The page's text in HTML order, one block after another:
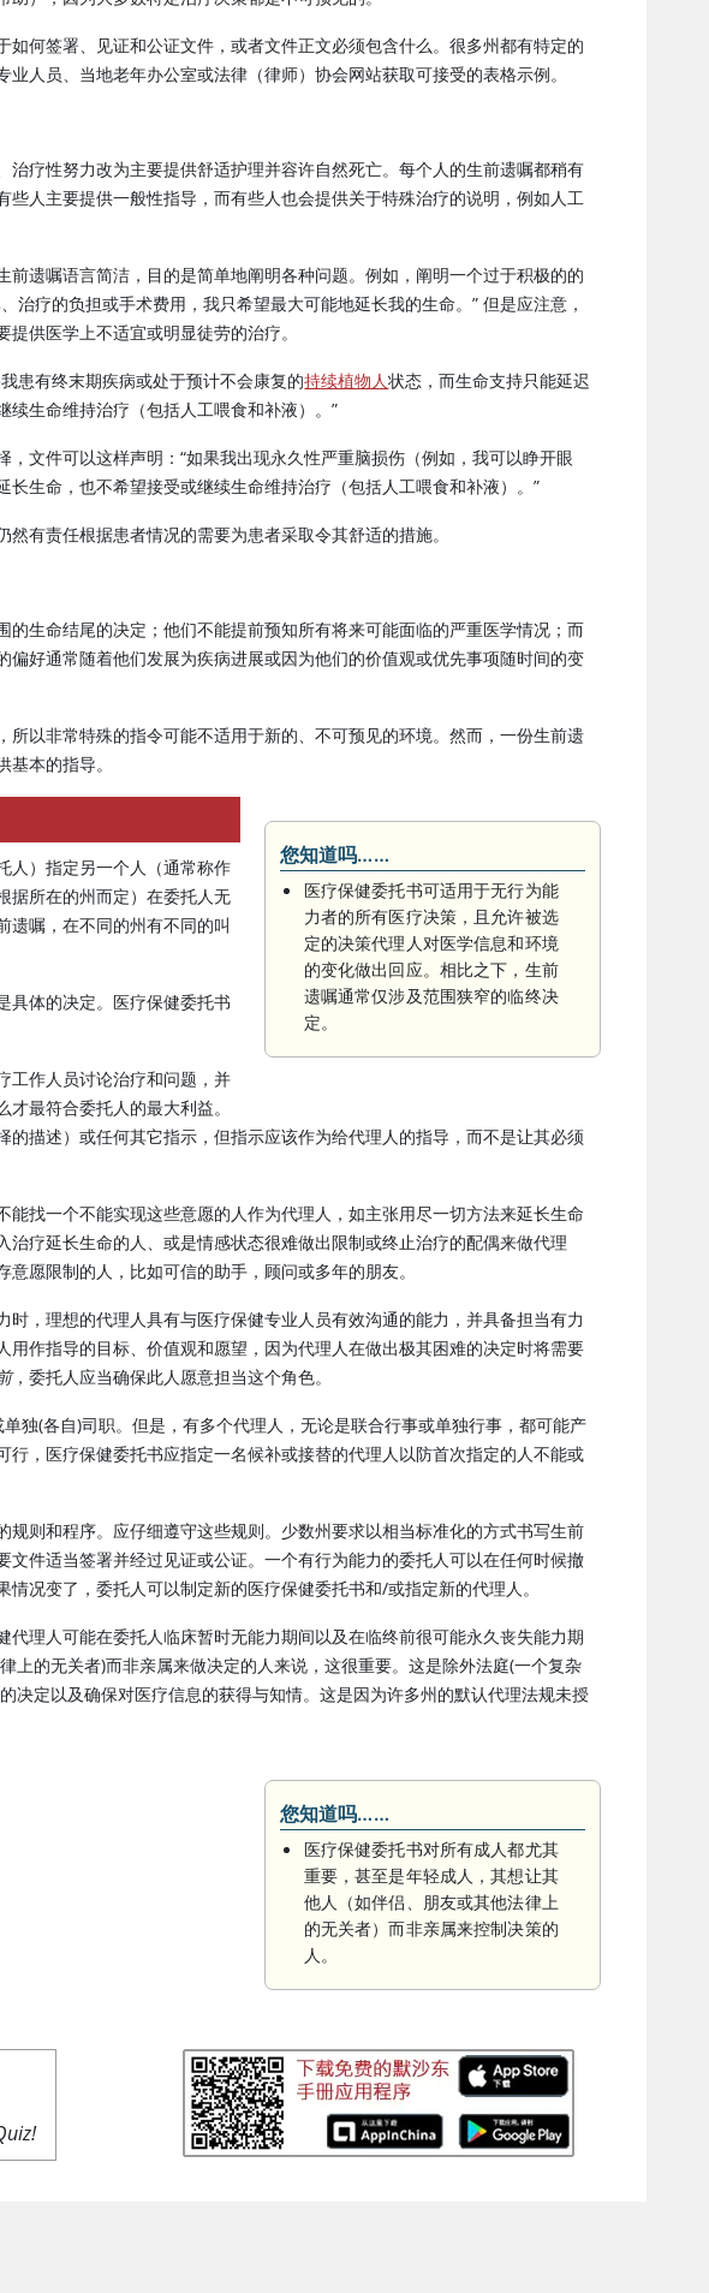
何签署、见证和公证文件，或者文件正文必须包含什么。很多州都有特定的
人员、当地老年办公室或法律（律师）协会网站获取可接受的表格示例。
疗性努力改为主要提供舒适护理并容许自然死亡。每个人的生前遗嘱都稍有
人主要提供一般性指导，而有些人也会提供关于特殊治疗的说明，例如人工
遗嘱语言简洁，目的是简单地阐明各种问题。例如，阐明一个过于积极的的
治疗的负担或手术费用，我只希望最大可能地延长我的生命。” 但是应注意，
供医学上不适宜或明显徒劳的治疗。
患有终末期疾病或处于预计不会康复的持续植物人状态，而生命支持只能延迟
生命维持治疗（包括人工喂食和补液）。”
文件可以这样声明：“如果我出现永久性严重脑损伤（例如，我可以睁开眼
生命，也不希望接受或继续生命维持治疗（包括人工喂食和补液）。”
有责任根据患者情况的需要为患者采取令其舒适的措施。
生命结尾的决定；他们不能提前预知所有将来可能面临的严重医学情况；而
好通常随着他们发展为疾病进展或因为他们的价值观或优先事项随时间的变
以非常特殊的指令可能不适用于新的、不可预见的环境。然而，一份生前遗
本的指导。
您知道吗……
医疗保健委托书可适用于无行为能
力者的所有医疗决策，且允许被选
定的决策代理人对医学信息和环境
的变化做出回应。相比之下，生前
遗嘱通常仅涉及范围狭窄的临终决
定。
人）指定另一个人（通常称作
据所在的州而定）在委托人无
遗嘱，在不同的州有不同的叫
具体的决定。医疗保健委托书
工作人员讨论治疗和问题，并
最符合委托人的最大利益。
的描述）或任何其它指示，但指示应该作为给代理人的指导，而不是让其必须
找一个不能实现这些意愿的人作为代理人，如主张用尽一切方法来延长生命
疗延长生命的人、或是情感状态很难做出限制或终止治疗的配偶来做代理
愿限制的人，比如可信的助手，顾问或多年的朋友。
，理想的代理人具有与医疗保健专业人员有效沟通的能力，并具备担当有力
作指导的目标、价值观和愿望，因为代理人在做出极其困难的决定时将需要
，委托人应当确保此人愿意担当这个角色。
独(各自)司职。但是，有多个代理人，无论是联合行事或单独行事，都可能产
，医疗保健委托书应指定一名候补或接替的代理人以防首次指定的人不能或
则和程序。应仔细遵守这些规则。少数州要求以相当标准化的方式书写生前
件适当签署并经过见证或公证。一个有行为能力的委托人可以在任何时候撤
况变了，委托人可以制定新的医疗保健委托书和/或指定新的代理人。
理人可能在委托人临床暂时无能力期间以及在临终前很可能永久丧失能力期
上的无关者)而非亲属来做决定的人来说，这很重要。这是除外法庭(一个复杂
决定以及确保对医疗信息的获得与知情。这是因为许多州的默认代理法规未授
您知道吗……
医疗保健委托书对所有成人都尤其
重要，甚至是年轻成人，其想让其
他人（如伴侣、朋友或其他法律上
的无关者）而非亲属来控制决策的
人。